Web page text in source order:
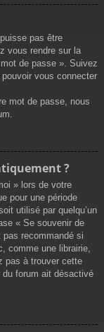
pas être
vous rendre sur la
de passe ». Suivez
vous connecter
mot de passe, nous
?
» lors de votre
pour une période
utilisé par quelqu’un
« Se souvenir de
pas recommandé si
comme une librairie,
pas à trouver cette
du forum ait désactivé